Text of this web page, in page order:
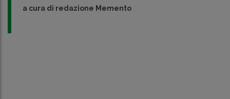
a cura di redazione Memento